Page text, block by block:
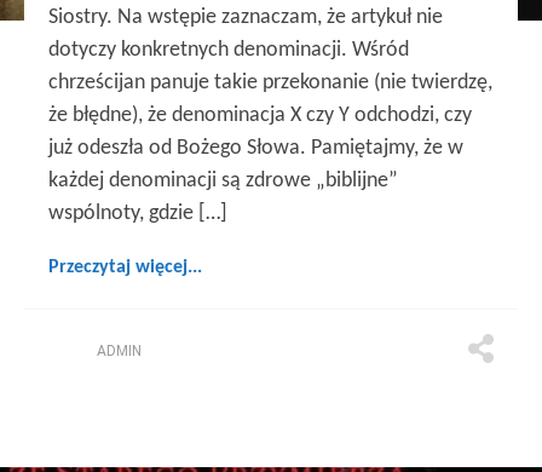
Siostry. Na wstępie zaznaczam, że artykuł nie
dotyczy konkretnych denominacji. Wśród
chrześcijan panuje takie przekonanie (nie twierdzę,
że błędne), że denominacja X czy Y odchodzi, czy
już odeszła od Bożego Słowa. Pamiętajmy, że w
każdej denominacji są zdrowe „biblijne”
wspólnoty, gdzie […]
Przeczytaj więcej...
ADMIN